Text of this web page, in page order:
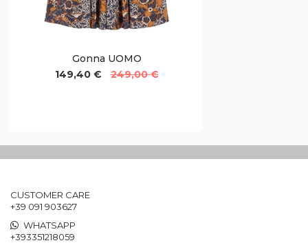
Gonna UOMO
149,40 €
249,00 €
CUSTOMER CARE
+39 091 903627
WHATSAPP
+393351218059